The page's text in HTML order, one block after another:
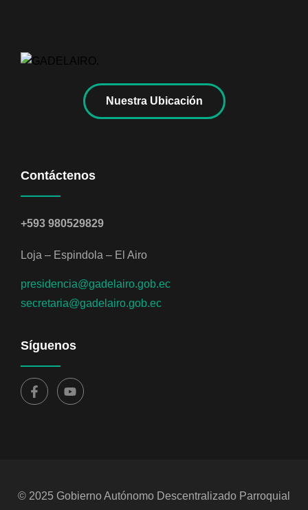
Nuestra Ubicación
Contáctenos
+593 980529829
Loja – Espindola – El Airo
presidencia@gadelairo.gob.ec
secretaria@gadelairo.gob.ec
Síguenos
© 2025 Gobierno Autónomo Descentralizado Parroquial